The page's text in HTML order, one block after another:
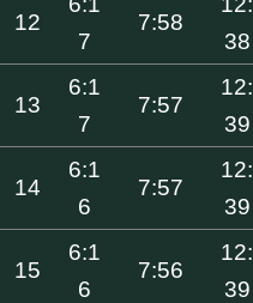
12
7
7:58
38
13
6:1
7
7:57
12:
39
14
6:1
6
7:57
12:
39
15
6:1
6
7:56
12:
39